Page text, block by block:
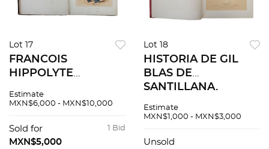
Lot 17
FRANCOIS
HIPPOLYTE
MILITAIRE. EMPIRE
1853. 75 litografías.
Estimate
MXN$6,000 - MXN$10,000
1 Bid
Sold for
MXN$5,000
Lot 18
HISTORIA DE GIL
BLAS DE
SANTILLANA.
ESPASA Y
AÑO. Tomos I - II.
Estimate
MXN$1,000 - MXN$3,000
Unsold